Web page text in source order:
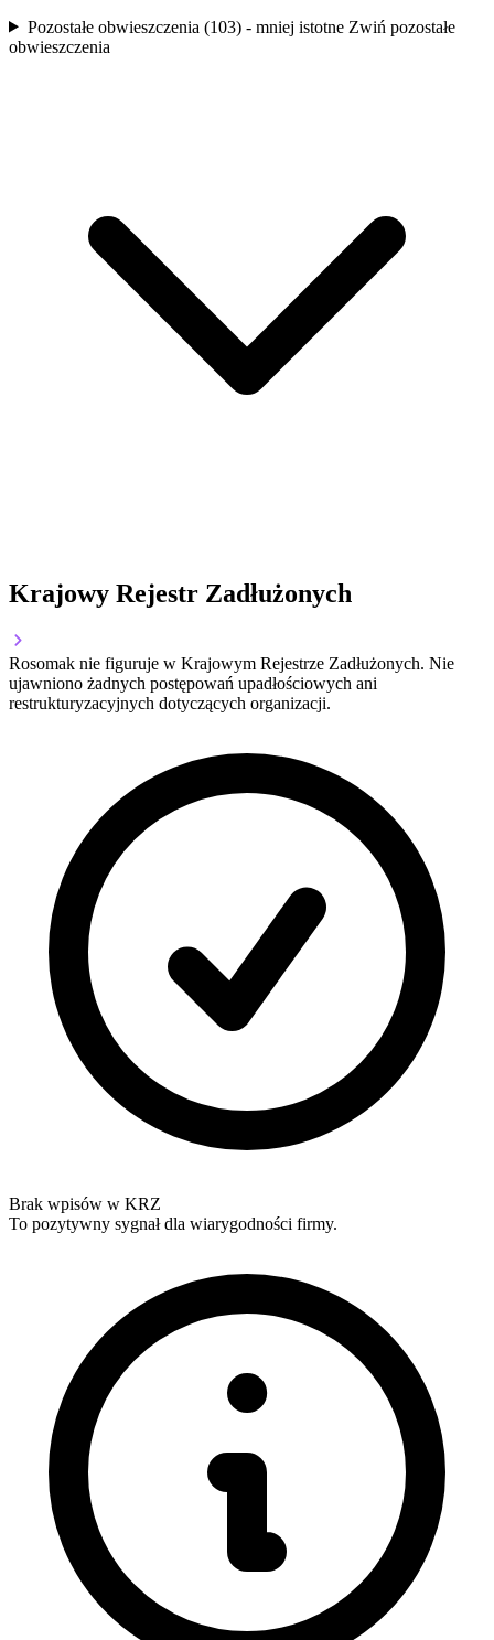
Pozostałe obwieszczenia (103) - mniej istotne Zwiń pozostałe
obwieszczenia
Krajowy Rejestr Zadłużonych
Rosomak nie figuruje w Krajowym Rejestrze Zadłużonych. Nie
ujawniono żadnych postępowań upadłościowych ani
restrukturyzacyjnych dotyczących organizacji.
Brak wpisów w KRZ
To pozytywny sygnał dla wiarygodności firmy.